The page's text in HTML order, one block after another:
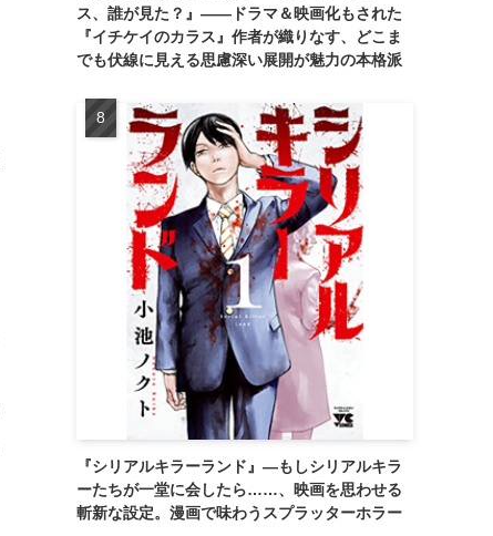
ス、誰が見た？』――ドラマ＆映画化もされた
『イチケイのカラス』作者が織りなす、どこま
でも伏線に見える思慮深い展開が魅力の本格派
『シリアルキラーランド』―もしシリアルキラ
ーたちが一堂に会したら……、映画を思わせる
斬新な設定。漫画で味わうスプラッターホラー